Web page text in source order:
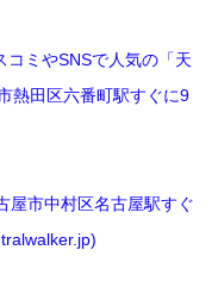
コミやSNSで人気の「天
熱田区六番町駅すぐに9
屋市中村区名古屋駅すぐ